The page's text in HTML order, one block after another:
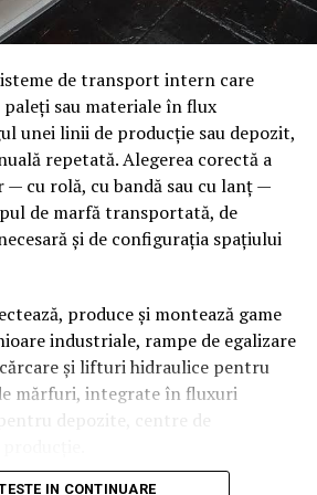
acces
sigilarea tuturor punctelor prin
intra prin găuri aparent
cablurilor.
grosimi și materiale variate,
tratament termic capabile să
integrarea
un singur
fluxului de producție— piesa nu
între etape, ceea ce
end-to-end — aceeași echipă
piesa de la materia primă la
sunt gestionate fără intermediari
de transport intern care
sau materiale în flux
unei linii de producție sau depozit,
repetată. Alegerea corectă a
cu rolă, cu bandă sau cu lanț —
de marfă transportată, de
și de configurația spațiului
produce și montează game
industriale, rampe de egalizare
și lifturi hidraulice pentru
mărfuri, integrate în fluxuri
depozite, centre de
IN CONTINUARE